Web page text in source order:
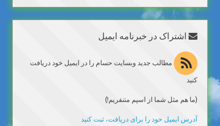
اشتراک در خبرنامه ایمیل
مطالب جدید وبسایت حسام را در ایمیل خود دریافت
کنید
(ما هم مثل شما از اسپم متنفریم!)
آدرس ایمیل خود را برای دریافت، ثبت کنید